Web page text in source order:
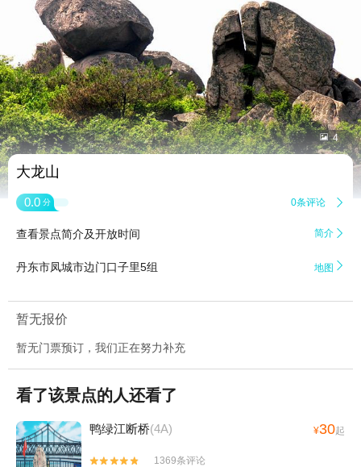
 4
大龙山
0.0 分 0条评论 
查看景点简介及开放时间 简介 
丹东市凤城市边门口子里5组 地图 
暂无报价
暂无门票预订，我们正在努力补充
看了该景点的人还看了
鸭绿江断桥(4A) ¥30起


1369条评论